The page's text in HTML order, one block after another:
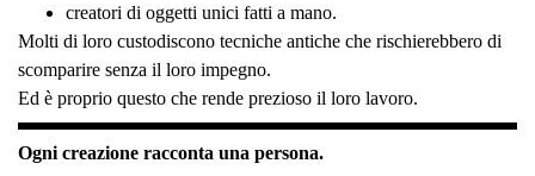
creatori di oggetti unici fatti a mano.
Molti di loro custodiscono tecniche antiche che rischierebbero di
scomparire senza il loro impegno.
Ed è proprio questo che rende prezioso il loro lavoro.
Ogni creazione racconta una persona.